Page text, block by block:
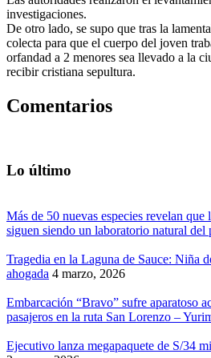
investigaciones.
De otro lado, se supo que tras la
colecta para que el cuerpo del joven
orfandad a 2 menores sea llevado a la
recibir cristiana sepultura.
Comentarios
Lo último
Más de 50 nuevas especies revelan que
siguen siendo un laboratorio natural del
Tragedia en la Laguna de Sauce: Niña
ahogada 4 marzo, 2026
Embarcación “Bravo” sufre aparatoso
pasajeros en la ruta San Lorenzo –
Ejecutivo lanza megapaquete de S/34